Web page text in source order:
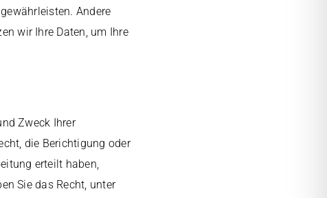
Andere
wir Ihre Daten, um Ihre
Zweck Ihrer
die Berichtigung oder
erteilt haben,
Sie das Recht, unter